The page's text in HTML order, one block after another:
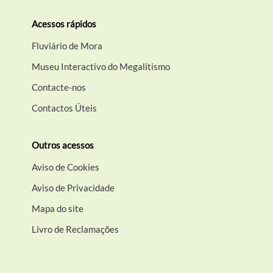
Acessos rápidos
Fluviário de Mora
Museu Interactivo do Megalitismo
Contacte-nos
Contactos Úteis
Outros acessos
Aviso de Cookies
Aviso de Privacidade
Mapa do site
Livro de Reclamações